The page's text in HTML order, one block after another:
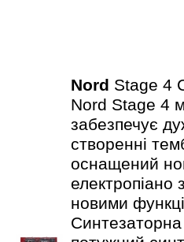
Nord Stage 4
Nord Stage 4
забезпечує
створенні
оснащений
електропіано
новими